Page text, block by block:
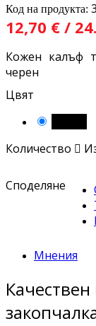
Код на продукта:
12,70 € /
Кожен калъф
черен
Цвят
Количество 
Споделяне
Мнения